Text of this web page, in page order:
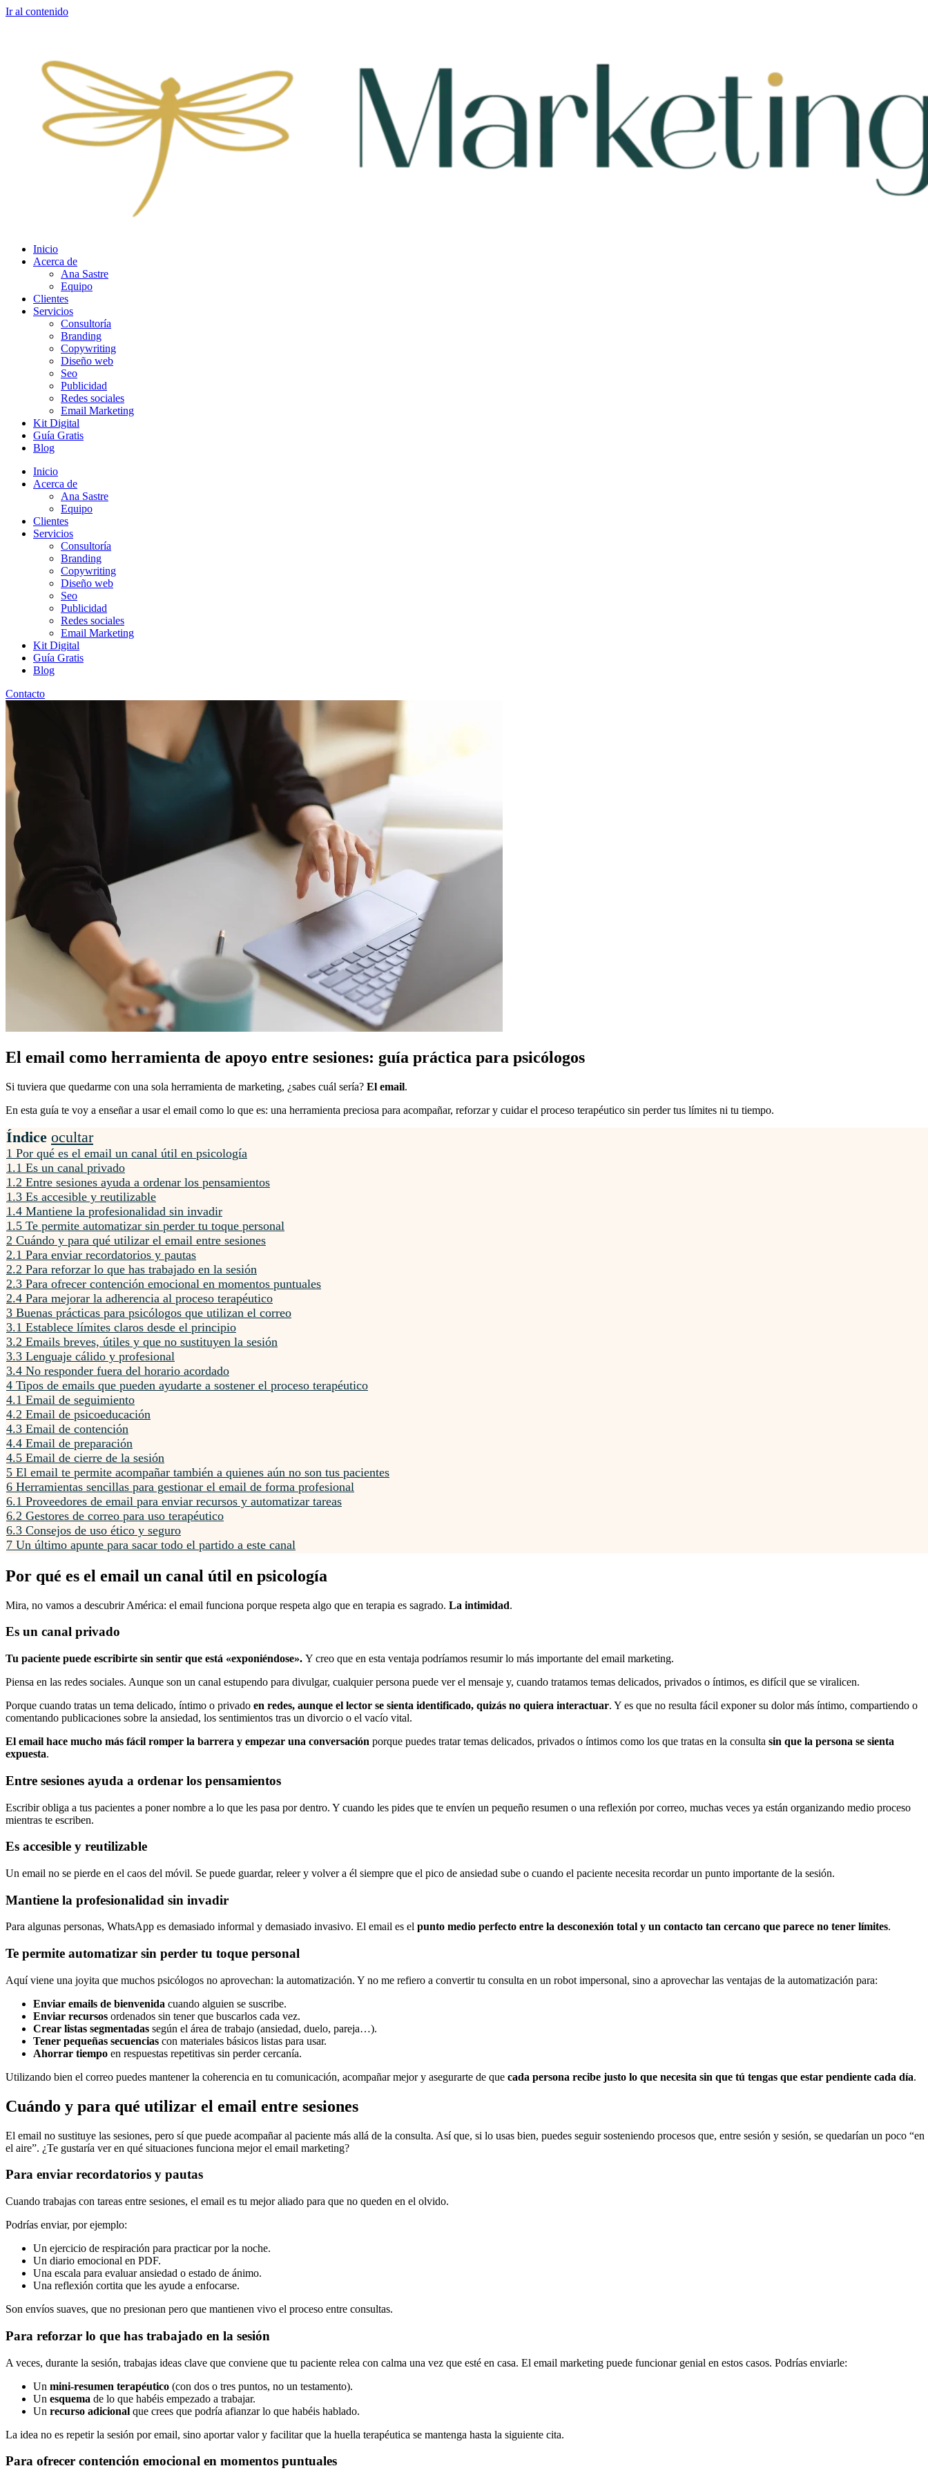
Ir al contenido
Inicio
Acerca de
Ana Sastre
Equipo
Clientes
Servicios
Consultoría
Branding
Copywriting
Diseño web
Seo
Publicidad
Redes sociales
Email Marketing
Kit Digital
Guía Gratis
Blog
Inicio
Acerca de
Ana Sastre
Equipo
Clientes
Servicios
Consultoría
Branding
Copywriting
Diseño web
Seo
Publicidad
Redes sociales
Email Marketing
Kit Digital
Guía Gratis
Blog
Contacto
El email como herramienta de apoyo entre sesiones: guía práctica para psicólogos
Si tuviera que quedarme con una sola herramienta de marketing, ¿sabes cuál sería? El email.
En esta guía te voy a enseñar a usar el email como lo que es: una herramienta preciosa para acompañar, reforzar y cuidar el proceso terapéutico sin perder tus límites ni tu tiempo.
Índice ocultar
1 Por qué es el email un canal útil en psicología
1.1 Es un canal privado
1.2 Entre sesiones ayuda a ordenar los pensamientos
1.3 Es accesible y reutilizable
1.4 Mantiene la profesionalidad sin invadir
1.5 Te permite automatizar sin perder tu toque personal
2 Cuándo y para qué utilizar el email entre sesiones
2.1 Para enviar recordatorios y pautas
2.2 Para reforzar lo que has trabajado en la sesión
2.3 Para ofrecer contención emocional en momentos puntuales
2.4 Para mejorar la adherencia al proceso terapéutico
3 Buenas prácticas para psicólogos que utilizan el correo
3.1 Establece límites claros desde el principio
3.2 Emails breves, útiles y que no sustituyen la sesión
3.3 Lenguaje cálido y profesional
3.4 No responder fuera del horario acordado
4 Tipos de emails que pueden ayudarte a sostener el proceso terapéutico
4.1 Email de seguimiento
4.2 Email de psicoeducación
4.3 Email de contención
4.4 Email de preparación
4.5 Email de cierre de la sesión
5 El email te permite acompañar también a quienes aún no son tus pacientes
6 Herramientas sencillas para gestionar el email de forma profesional
6.1 Proveedores de email para enviar recursos y automatizar tareas
6.2 Gestores de correo para uso terapéutico
6.3 Consejos de uso ético y seguro
7 Un último apunte para sacar todo el partido a este canal
Por qué es el email un canal útil en psicología
Mira, no vamos a descubrir América: el email funciona porque respeta algo que en terapia es sagrado. La intimidad.
Es un canal privado
Tu paciente puede escribirte sin sentir que está «exponiéndose». Y creo que en esta ventaja podríamos resumir lo más importante del email marketing.
Piensa en las redes sociales. Aunque son un canal estupendo para divulgar, cualquier persona puede ver el mensaje y, cuando tratamos temas delicados, privados o íntimos, es difícil que se viralicen.
Porque cuando tratas un tema delicado, íntimo o privado en redes, aunque el lector se sienta identificado, quizás no quiera interactuar. Y es que no resulta fácil exponer su dolor más íntimo, compartiendo o
comentando publicaciones sobre la ansiedad, los sentimientos tras un divorcio o el vacío vital.
El email hace mucho más fácil romper la barrera y empezar una conversación porque puedes tratar temas delicados, privados o íntimos como los que tratas en la consulta sin que la persona se sienta
expuesta.
Entre sesiones ayuda a ordenar los pensamientos
Escribir obliga a tus pacientes a poner nombre a lo que les pasa por dentro. Y cuando les pides que te envíen un pequeño resumen o una reflexión por correo, muchas veces ya están organizando medio proceso
mientras te escriben.
Es accesible y reutilizable
Un email no se pierde en el caos del móvil. Se puede guardar, releer y volver a él siempre que el pico de ansiedad sube o cuando el paciente necesita recordar un punto importante de la sesión.
Mantiene la profesionalidad sin invadir
Para algunas personas, WhatsApp es demasiado informal y demasiado invasivo. El email es el punto medio perfecto entre la desconexión total y un contacto tan cercano que parece no tener límites.
Te permite automatizar sin perder tu toque personal
Aquí viene una joyita que muchos psicólogos no aprovechan: la automatización. Y no me refiero a convertir tu consulta en un robot impersonal, sino a aprovechar las ventajas de la automatización para:
Enviar emails de bienvenida cuando alguien se suscribe.
Enviar recursos ordenados sin tener que buscarlos cada vez.
Crear listas segmentadas según el área de trabajo (ansiedad, duelo, pareja…).
Tener pequeñas secuencias con materiales básicos listas para usar.
Ahorrar tiempo en respuestas repetitivas sin perder cercanía.
Utilizando bien el correo puedes mantener la coherencia en tu comunicación, acompañar mejor y asegurarte de que cada persona recibe justo lo que necesita sin que tú tengas que estar pendiente cada día.
Cuándo y para qué utilizar el email entre sesiones
El email no sustituye las sesiones, pero sí que puede acompañar al paciente más allá de la consulta. Así que, si lo usas bien, puedes seguir sosteniendo procesos que, entre sesión y sesión, se quedarían un poco “en
el aire”. ¿Te gustaría ver en qué situaciones funciona mejor el email marketing?
Para enviar recordatorios y pautas
Cuando trabajas con tareas entre sesiones, el email es tu mejor aliado para que no queden en el olvido.
Podrías enviar, por ejemplo:
Un ejercicio de respiración para practicar por la noche.
Un diario emocional en PDF.
Una escala para evaluar ansiedad o estado de ánimo.
Una reflexión cortita que les ayude a enfocarse.
Son envíos suaves, que no presionan pero que mantienen vivo el proceso entre consultas.
Para reforzar lo que has trabajado en la sesión
A veces, durante la sesión, trabajas ideas clave que conviene que tu paciente relea con calma una vez que esté en casa. El email marketing puede funcionar genial en estos casos. Podrías enviarle:
Un mini-resumen terapéutico (con dos o tres puntos, no un testamento).
Un esquema de lo que habéis empezado a trabajar.
Un recurso adicional que crees que podría afianzar lo que habéis hablado.
La idea no es repetir la sesión por email, sino aportar valor y facilitar que la huella terapéutica se mantenga hasta la siguiente cita.
Para ofrecer contención emocional en momentos puntuales